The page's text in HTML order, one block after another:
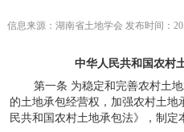
信息来源：湖南省土地学会 发布时间：
中华人民共和国农村
第一条 为稳定和完善农村土
的土地承包经营权，加强农村土地
民共和国农村土地承包法》，制定